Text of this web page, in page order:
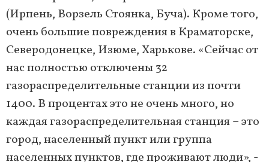
(Ирпень, Ворзель Стоянка, Буча). Кроме того,
очень большие повреждения в Краматорске,
Северодонецке, Изюме, Харькове. «Сейчас от
нас полностью отключены 32
газораспределительные станции из почти
1400. В процентах это не очень много, но
каждая газораспределительная станция – это
город, населенный пункт или группа
населенных пунктов, где проживают люди», -